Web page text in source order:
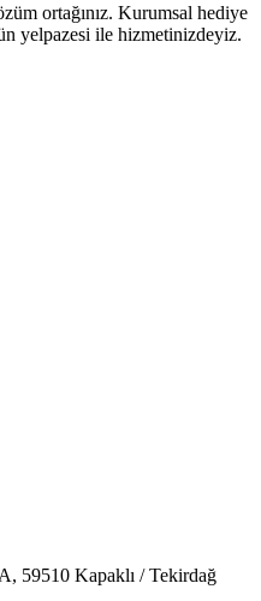
ortağınız. Kurumsal hediye
yelpazesi ile hizmetinizdeyiz.
59510 Kapaklı / Tekirdağ